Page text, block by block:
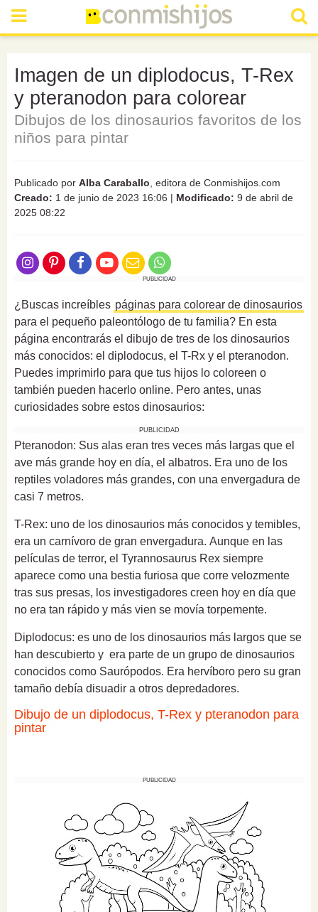
Imagen de un diplodocus, T-Rex
y pteranodon para colorear
Dibujos de los dinosaurios favoritos de los
niños para pintar
Publicado por Alba Caraballo , editora de Conmishijos.com
Creado: 1 de junio de 2023 16:06 | Modificado: 9 de abril de
2025 08:22
PUBLICIDAD
¿Buscas increíbles páginas para colorear de dinosaurios
para el pequeño paleontólogo de tu familia? En esta
página encontrarás el dibujo de tres de los dinosaurios
más conocidos: el diplodocus, el T-Rx y el pteranodon.
Puedes imprimirlo para que tus hijos lo coloreen o
también pueden hacerlo online. Pero antes, unas
curiosidades sobre estos dinosaurios:
PUBLICIDAD
Pteranodon: Sus alas eran tres veces más largas que el
ave más grande hoy en día, el albatros. Era uno de los
reptiles voladores más grandes, con una envergadura de
casi 7 metros.
T-Rex: uno de los dinosaurios más conocidos y temibles,
era un carnívoro de gran envergadura. Aunque en las
películas de terror, el Tyrannosaurus Rex siempre
aparece como una bestia furiosa que corre velozmente
tras sus presas, los investigadores creen hoy en día que
no era tan rápido y más vien se movía torpemente.
Diplodocus: es uno de los dinosaurios más largos que se
han descubierto y era parte de un grupo de dinosaurios
conocidos como Saurópodos. Era hervíboro pero su gran
tamaño debía disuadir a otros depredadores.
Dibujo de un diplodocus, T-Rex y pteranodon para
pintar
PUBLICIDAD